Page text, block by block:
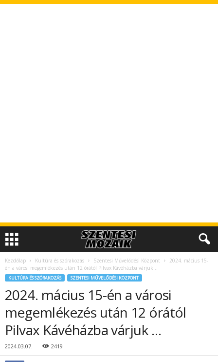
Kezdőlap Kultúra és szórakozás Szentesi Művelődési Központ
2024. mácius 15-
én a városi megemlékezés után 12 órától Pilvax Kávéházba várjuk...
KULTÚRA ÉS SZÓRAKOZÁS SZENTESI MŰVELŐDÉSI KÖZPONT
2024. mácius 15-én a városi
megemlékezés után 12 órától
Pilvax Kávéházba várjuk …
2024.03.07. 2419